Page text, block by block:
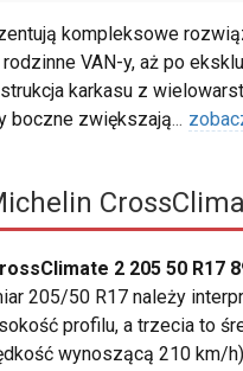
kompleksowe
VAN-y, aż po
karkasu z
boczne zwiększają...
2 205 50 R17
205/50 R17 należy
profilu, a trzecia to
wynoszącą 210 km/